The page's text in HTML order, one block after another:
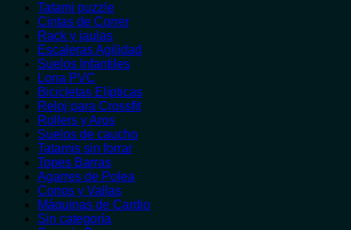
Tatami puzzle
Cintas de Correr
Rack y jaulas
Escaleras Agilidad
Suelos Infantiles
Lona PVC
Bicicletas Elípticas
Reloj para Crossfit
Rollers y Aros
Suelos de caucho
Tatamis sin forrar
Topes Barras
Agarres de Polea
Conos y Vallas
Máquinas de Cardio
Sin categoría